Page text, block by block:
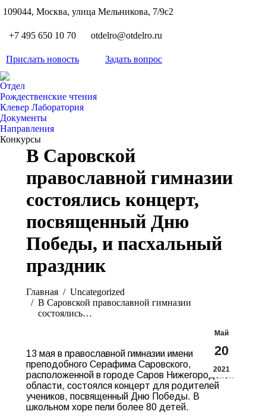
109044, Москва, улица Мельникова, 7/9с2
+7 495 650 10 70 otdelro@otdelro.ru
Прислать новость Задать вопрос
Отдел
Рождественские чтения
Клевер Лаборатория
Документы
Направления
Конкурсы
В Саровской
православной гимназии
состоялись концерт,
посвященный Дню
Победы, и пасхальный
праздник
Главная
Uncategorized
В Саровской православной гимназии
состоялись…
Май
20
2021
13 мая в православной гимназии имени
преподобного Серафима Саровского,
расположенной в городе Саров Нижегородской
области, состоялся концерт для родителей
учеников, посвященный Дню Победы. В
школьном хоре пели более 80 детей.